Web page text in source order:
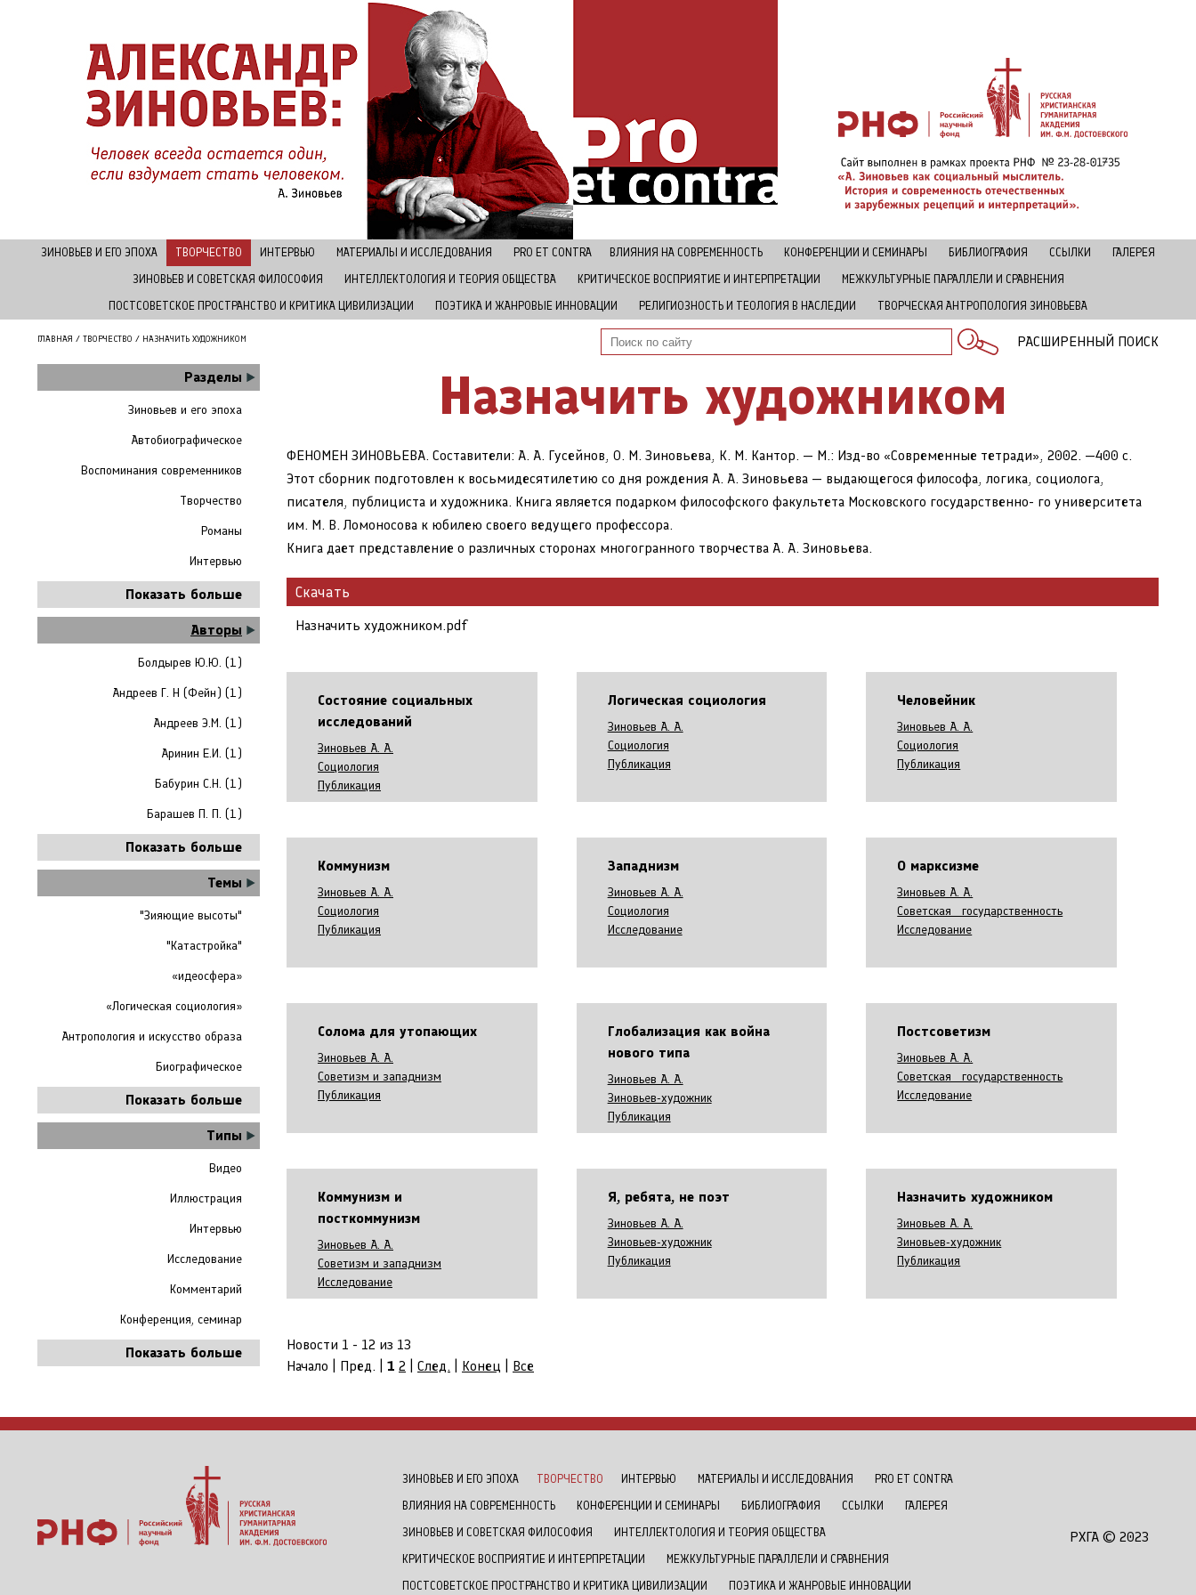
ЗИНОВЬЕВ И ЕГО ЭПОХА ТВОРЧЕСТВО ИНТЕРВЬЮ МАТЕРИАЛЫ И ИССЛЕДОВАНИЯ РRO ET CONTRA ВЛИЯНИЯ НА СОВРЕМЕННОСТЬ КОНФЕРЕНЦИИ И СЕМИНАРЫ БИБЛИОГРАФИЯ ССЫЛКИ
ГАЛЕРЕЯ
ЗИНОВЬЕВ И СОВЕТСКАЯ ФИЛОСОФИЯ
ИНТЕЛЛЕКТОЛОГИЯ И ТЕОРИЯ ОБЩЕСТВА КРИТИЧЕСКОЕ ВОСПРИЯТИЕ И ИНТЕРПРЕТАЦИИ
МЕЖКУЛЬТУРНЫЕ ПАРАЛЛЕЛИ И СРАВНЕНИЯ
ПОСТСОВЕТСКОЕ ПРОСТРАНСТВО И КРИТИКА ЦИВИЛИЗАЦИИ
ПОЭТИКА И ЖАНРОВЫЕ ИННОВАЦИИ РЕЛИГИОЗНОСТЬ И ТЕОЛОГИЯ В НАСЛЕДИИ ТВОРЧЕСКАЯ АНТРОПОЛОГИЯ ЗИНОВЬЕВА
ГЛАВНАЯ / ТВОРЧЕСТВО / НАЗНАЧИТЬ ХУДОЖНИКОМ РАСШИРЕННЫЙ ПОИСК
Разделы
Зиновьев и его эпоха
Автобиографическое
Воспоминания современников
Творчество
Романы
Интервью
Показать больше
Авторы
Болдырев Ю.Ю. (1)
Андреев Г. Н (Фейн) (1)
Андреев Э.М. (1)
Аринин Е.И. (1)
Бабурин С.Н. (1)
Барашев П. П. (1)
Показать больше
Темы
"Зияющие высоты"
"Катастройка"
«идеосфера»
«Логическая социология»
Антропология и искусство образа
Биографическое
Показать больше
Типы
Видео
Иллюстрация
Интервью
Исследование
Комментарий
Конференция, семинар
Показать больше
Назначить художником
ФЕНОМЕН ЗИНОВЬЕВА. Составители: А. А. Гусейнов, О. М. Зиновьева, К. М. Кантор. — М.: Изд-во «Современные тетради», 2002. —400 с.
Этот сборник подготовлен к восьмидесятилетию со дня рождения А. А. Зиновьева — выдающегося философа, логика, социолога,
писателя, публициста и художника. Книга является подарком философского факультета Московского государственно- го университета
им. М. В. Ломоносова к юбилею своего ведущего профессора.
Книга дает представление о различных сторонах многогранного творчества А. А. Зиновьева.
Скачать
Назначить художником.pdf
Состояние социальных
исследований
Зиновьев А. А.
Социология
Публикация
Логическая социология
Зиновьев А. А.
Социология
Публикация
Человейник
Зиновьев А. А.
Социология
Публикация
Коммунизм
Зиновьев А. А.
Социология
Публикация
Западнизм
Зиновьев А. А.
Социология
Исследование
О марксизме
Зиновьев А. А.
Советская государственность
Исследование
Солома для утопающих
Зиновьев А. А.
Советизм и западнизм
Публикация
Глобализация как война
нового типа
Зиновьев А. А.
Зиновьев-художник
Публикация
Постсоветизм
Зиновьев А. А.
Советская государственность
Исследование
Коммунизм и
посткоммунизм
Зиновьев А. А.
Советизм и западнизм
Исследование
Я, ребята, не поэт
Зиновьев А. А.
Зиновьев-художник
Публикация
Назначить художником
Зиновьев А. А.
Зиновьев-художник
Публикация
Новости 1 - 12 из 13
Начало | Пред. | 1 2 След. Конец Все
ЗИНОВЬЕВ И ЕГО ЭПОХА ТВОРЧЕСТВО ИНТЕРВЬЮ МАТЕРИАЛЫ И ИССЛЕДОВАНИЯ
РRO ET CONTRA
ВЛИЯНИЯ НА СОВРЕМЕННОСТЬ
КОНФЕРЕНЦИИ И СЕМИНАРЫ БИБЛИОГРАФИЯ ССЫЛКИ
ГАЛЕРЕЯ
ЗИНОВЬЕВ И СОВЕТСКАЯ ФИЛОСОФИЯ
ИНТЕЛЛЕКТОЛОГИЯ И ТЕОРИЯ ОБЩЕСТВА
КРИТИЧЕСКОЕ ВОСПРИЯТИЕ И ИНТЕРПРЕТАЦИИ
МЕЖКУЛЬТУРНЫЕ ПАРАЛЛЕЛИ И СРАВНЕНИЯ
ПОСТСОВЕТСКОЕ ПРОСТРАНСТВО И КРИТИКА ЦИВИЛИЗАЦИИ
ПОЭТИКА И ЖАНРОВЫЕ ИННОВАЦИИ
РХГА © 2023